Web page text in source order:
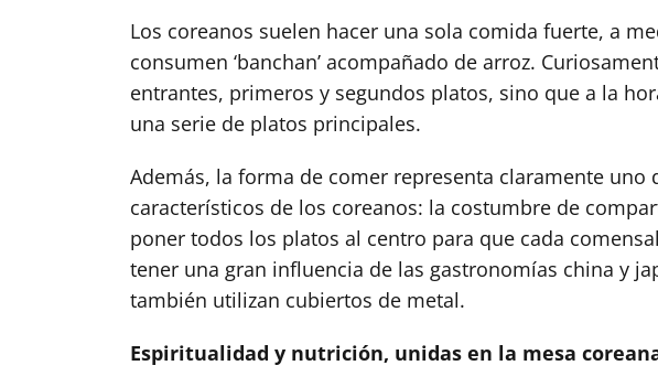
Los coreanos suelen hacer una sola comida fuerte, a
consumen ‘banchan’ acompañado de arroz.
entrantes, primeros y segundos platos, sino que a la
una serie de platos principales.
Además, la forma de comer representa claramente uno
característicos de los coreanos: la costumbre de
poner todos los platos al centro para que cada
tener una gran influencia de las gastronomías china y
también utilizan cubiertos de metal.
Espiritualidad y nutrición, unidas en la mesa